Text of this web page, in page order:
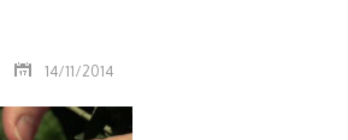
14/11/2014